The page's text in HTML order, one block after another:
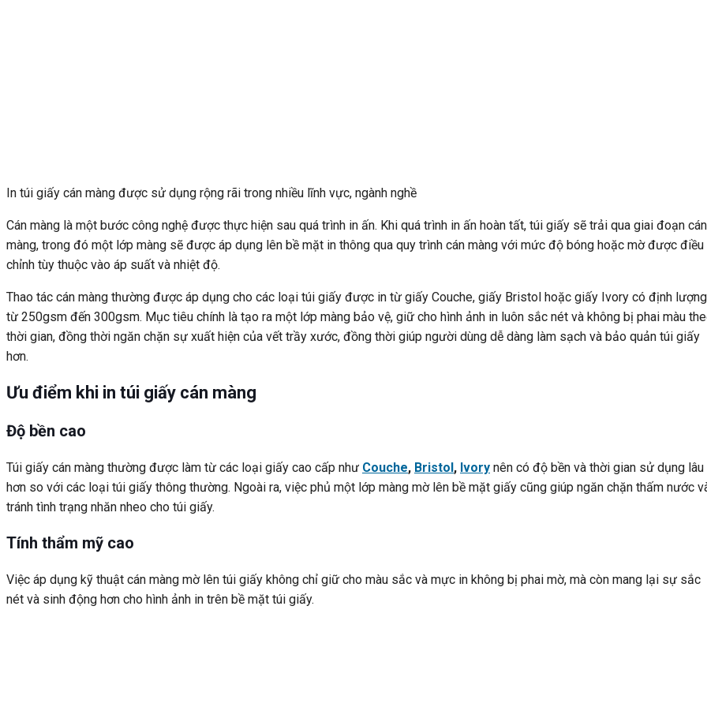
In túi giấy cán màng được sử dụng rộng rãi trong nhiều lĩnh vực, ngành nghề
Cán màng là một bước công nghệ được thực hiện sau quá trình in ấn. Khi quá trình in ấn hoàn tất, túi giấy sẽ trải qua giai đoạn cán
màng, trong đó một lớp màng sẽ được áp dụng lên bề mặt in thông qua quy trình cán màng với mức độ bóng hoặc mờ được điều
chỉnh tùy thuộc vào áp suất và nhiệt độ.
Thao tác cán màng thường được áp dụng cho các loại túi giấy được in từ giấy Couche, giấy Bristol hoặc giấy Ivory có định lượng
từ 250gsm đến 300gsm. Mục tiêu chính là tạo ra một lớp màng bảo vệ, giữ cho hình ảnh in luôn sắc nét và không bị phai màu
thời gian, đồng thời ngăn chặn sự xuất hiện của vết trầy xước, đồng thời giúp người dùng dễ dàng làm sạch và bảo quản túi giấy
hơn.
Ưu điểm khi in túi giấy cán màng
Độ bền cao
Túi giấy cán màng thường được làm từ các loại giấy cao cấp như Couche, Bristol, Ivory nên có độ bền và thời gian sử dụng lâu
hơn so với các loại túi giấy thông thường. Ngoài ra, việc phủ một lớp màng mờ lên bề mặt giấy cũng giúp ngăn chặn thấm nước
tránh tình trạng nhăn nheo cho túi giấy.
Tính thẩm mỹ cao
Việc áp dụng kỹ thuật cán màng mờ lên túi giấy không chỉ giữ cho màu sắc và mực in không bị phai mờ, mà còn mang lại sự sắc
nét và sinh động hơn cho hình ảnh in trên bề mặt túi giấy.